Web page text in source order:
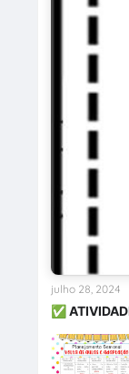
✅
julho 28, 2024